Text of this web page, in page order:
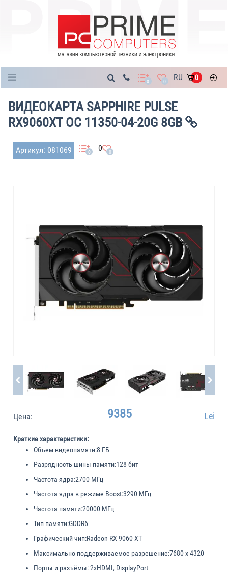
0 0 RU 0
ВИДЕОКАРТА SAPPHIRE PULSE
RX9060XT OC 11350-04-20G 8GB
Артикул: 081069 0 0 0
Цена: 9385 Lei
Краткие характеристики:
Объем видеопамяти:8 ГБ
Разрядность шины памяти:128 бит
Частота ядра:2700 МГц
Частота ядра в режиме Boost:3290 МГц
Частота памяти:20000 МГц
Тип памяти:GDDR6
Графический чип:Radeon RX 9060 XT
Максимально поддерживаемое разрешение:7680 x 4320
Порты и разъёмы:2xHDMI, DisplayPort